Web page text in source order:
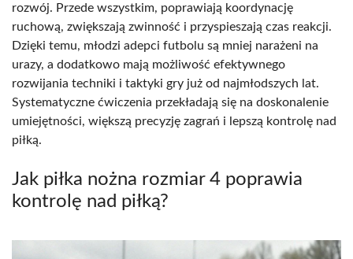
rozwój. Przede wszystkim, poprawiają koordynację
ruchową, zwiększają zwinność i przyspieszają czas reakcji.
Dzięki temu, młodzi adepci futbolu są mniej narażeni na
urazy, a dodatkowo mają możliwość efektywnego
rozwijania techniki i taktyki gry już od najmłodszych lat.
Systematyczne ćwiczenia przekładają się na doskonalenie
umiejętności, większą precyzję zagrań i lepszą kontrolę nad
piłką.
Jak piłka nożna rozmiar 4 poprawia
kontrolę nad piłką?